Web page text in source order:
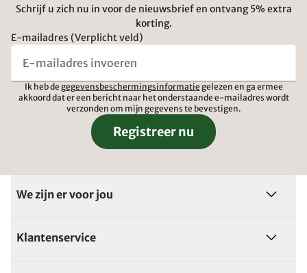
Schrijf u zich nu in voor de nieuwsbrief en ontvang 5% extra
korting.
E-mailadres (Verplicht veld)
Ik heb de gegevensbeschermingsinformatie gelezen en ga ermee
akkoord dat er een bericht naar het onderstaande e-mailadres wordt
verzonden om mijn gegevens te bevestigen.
Registreer nu
We zijn er voor jou
Klantenservice